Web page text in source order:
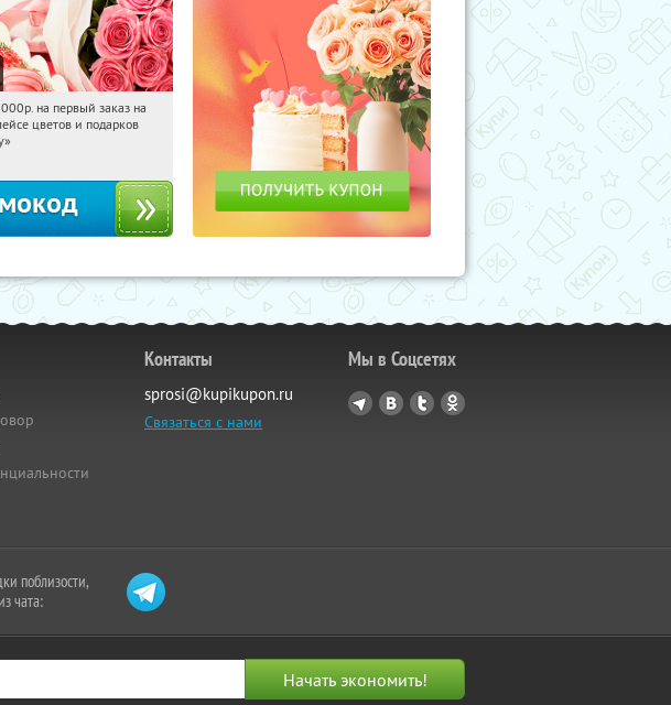
Получили:
на первый заказ на
цветов и подарков
Контакты
sprosi@kupikupon.ru
Связаться с нами
Мы в Соцсетях
поблизости,
чата: